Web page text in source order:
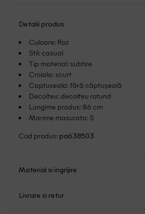
Detalii produs
Culoare: Roz
Stil: casual
Tip material: subtire
Croiala: scurt
Captuseala: fără căptușeală
Decolteu: decolteu rotund
Lungime produs: 86 cm
Marime masurata: S
Cod produs: pa638503
Material si ingrijire
Livrare si retur